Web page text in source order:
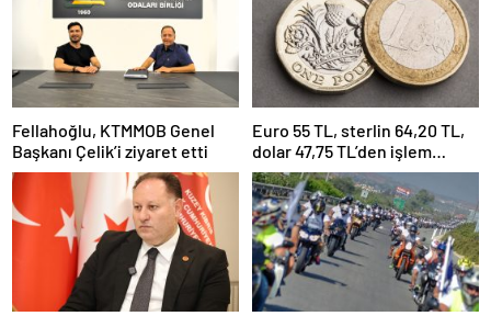
Fellahoğlu, KTMMOB Genel
Başkanı Çelik’i ziyaret etti
Euro 55 TL, sterlin 64,20 TL,
dolar 47,75 TL’den işlem
görüyor